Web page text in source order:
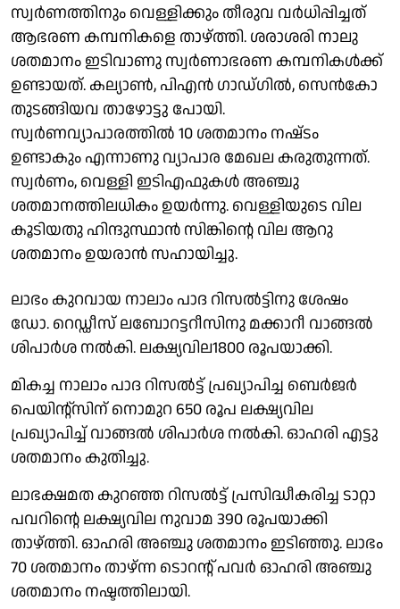
സ്വർണത്തിനും വെള്ളിക്കും തീരുവ വർധിപ്പിച്ചത്
ആഭരണ കമ്പനികളെ താഴ്‌ത്തി. ശരാശരി നാലു
ശതമാനം ഇടിവാണു സ്വർണാഭരണ കമ്പനികൾക്ക്
ഉണ്ടായത്. കല്യാൺ, പിഎൻ ഗാഡ്ഗിൽ, സെൻകോ
തുടങ്ങിയവ താഴോട്ടു പോയി.
സ്വർണവ്യാപാരത്തിൽ 10 ശതമാനം നഷ്‌ടം
ഉണ്ടാകും എന്നാണു വ്യാപാര മേഖല കരുതുന്നത്.
സ്വർണം, വെള്ളി ഇടിഎഫുകൾ അഞ്ചു
ശതമാനത്തിലധികം ഉയർന്നു. വെള്ളിയുടെ വില
കൂടിയതു ഹിന്ദുസ്ഥാൻ സിങ്കിൻ്റെ വില ആറു
ശതമാനം ഉയരാൻ സഹായിച്ചു.
ലാഭം കുറവായ നാലാം പാദ റിസൽട്ടിനു ശേഷം
ഡോ. റെഡ്ഡീസ് ലബോറട്ടറീസിനു മക്കാറീ വാങ്ങൽ
ശിപാർശ നൽകി. ലക്ഷ്യവില1800 രൂപയാക്കി.
മികച്ച നാലാം പാദ റിസൽട്ട് പ്രഖ്യാപിച്ച ബെർജർ
പെയിൻ്റ്സിന് നൊമുറ 650 രൂപ ലക്ഷ്യവില
പ്രഖ്യാപിച്ച് വാങ്ങൽ ശിപാർശ നൽകി. ഓഹരി എട്ടു
ശതമാനം കുതിച്ചു.
ലാഭക്ഷമത കുറഞ്ഞ റിസൽട്ട് പ്രസിദ്ധീകരിച്ച ടാറ്റാ
പവറിൻ്റെ ലക്ഷ്യവില നുവാമ 390 രൂപയാക്കി
താഴ്‌ത്തി. ഓഹരി അഞ്ചു ശതമാനം ഇടിഞ്ഞു. ലാഭം
70 ശതമാനം താഴ്ന്ന ടൊറൻ്റ് പവർ ഓഹരി അഞ്ചു
ശതമാനം നഷ്ടത്തിലായി.